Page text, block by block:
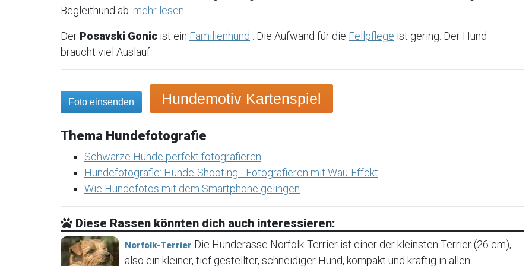
Begleithund ab. mehr lesen
Der Posavski Gonic ist ein Familienhund . Die Aufwand für die Fellpflege ist gering. Der Hund
braucht viel Auslauf.
Foto einsenden Hundemotiv Kartenspiel
Thema Hundefotografie
Schwarze Hunde perfekt fotografieren
Hundefotografie: Hunde-Shooting - Fotografieren mit Wau-Effekt
Wie Hundefotos mit dem Smartphone gelingen
Diese Rassen könnten dich auch interessieren:
Norfolk-Terrier Die Hunderasse Norfolk-Terrier ist einer der kleinsten Terrier (26 cm),
also ein kleiner, tief gestellter, schneidiger Hund, kompakt und kräftig in allen